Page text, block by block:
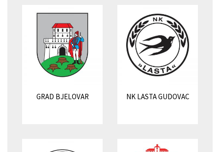
GRAD BJELOVAR NK LASTA GUDOVAC